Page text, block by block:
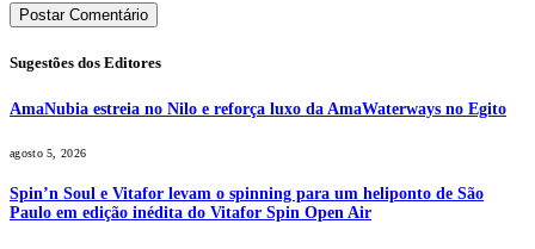
Sugestões dos Editores
AmaNubia estreia no Nilo e reforça luxo da AmaWaterways no Egito
agosto 5, 2026
Spin’n Soul e Vitafor levam o spinning para um heliponto de São
Paulo em edição inédita do Vitafor Spin Open Air